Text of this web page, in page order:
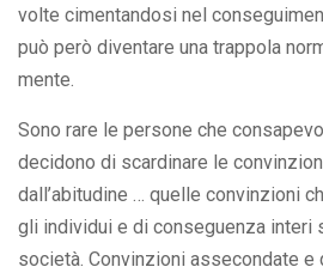
volte cimentandosi nel
può però diventare una trappola
mente.
Sono rare le persone che
decidono di scardinare le
dall’abitudine … quelle convinzioni
gli individui e di conseguenza interi
società. Convinzioni assecondate e